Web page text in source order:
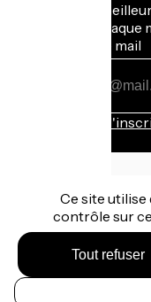
Recevez le
boîte mail chaque
Mon adresse mail
Conditions
Financé dans le
Ce site utilise
contrôle sur
Tout refuser